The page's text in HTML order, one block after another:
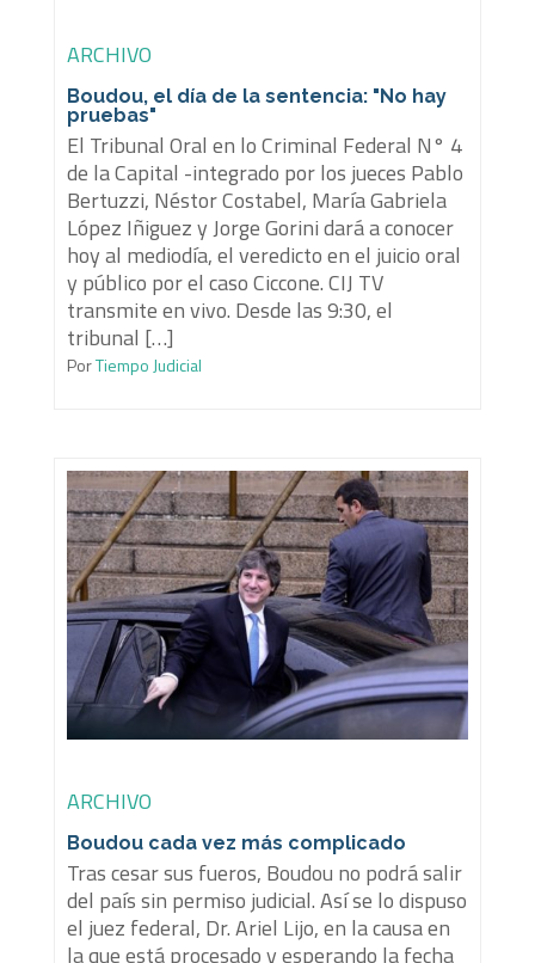
ARCHIVO
Boudou, el día de la sentencia: "No hay
pruebas"
El Tribunal Oral en lo Criminal Federal N° 4
de la Capital -integrado por los jueces Pablo
Bertuzzi, Néstor Costabel, María Gabriela
López Iñiguez y Jorge Gorini dará a conocer
hoy al mediodía, el veredicto en el juicio oral
y público por el caso Ciccone. CIJ TV
transmite en vivo. Desde las 9:30, el
tribunal […]
PorTiempo Judicial
ARCHIVO
Boudou cada vez más complicado
Tras cesar sus fueros, Boudou no podrá salir
del país sin permiso judicial. Así se lo dispuso
el juez federal, Dr. Ariel Lijo, en la causa en
la que está procesado y esperando la fecha